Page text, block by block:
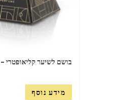
בושם לשיער קליאופטרי – 50 מ"ל
מידע נוסף